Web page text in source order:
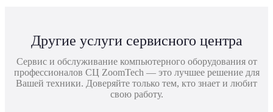
Другие услуги сервисного центра
Сервис и обслуживание компьютерного оборудования от
профессионалов СЦ ZoomTech — это лучшее решение для
Вашей техники. Доверяйте только тем, кто знает и любит
свою работу.